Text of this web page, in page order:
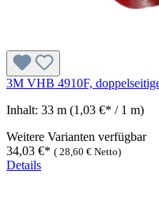
3M VHB 4910F,
Inhalt: 33 m (1,03 €* / 1 m)
Weitere Varianten verfügbar
34,03 €* ( 28,60 € Netto)
Details